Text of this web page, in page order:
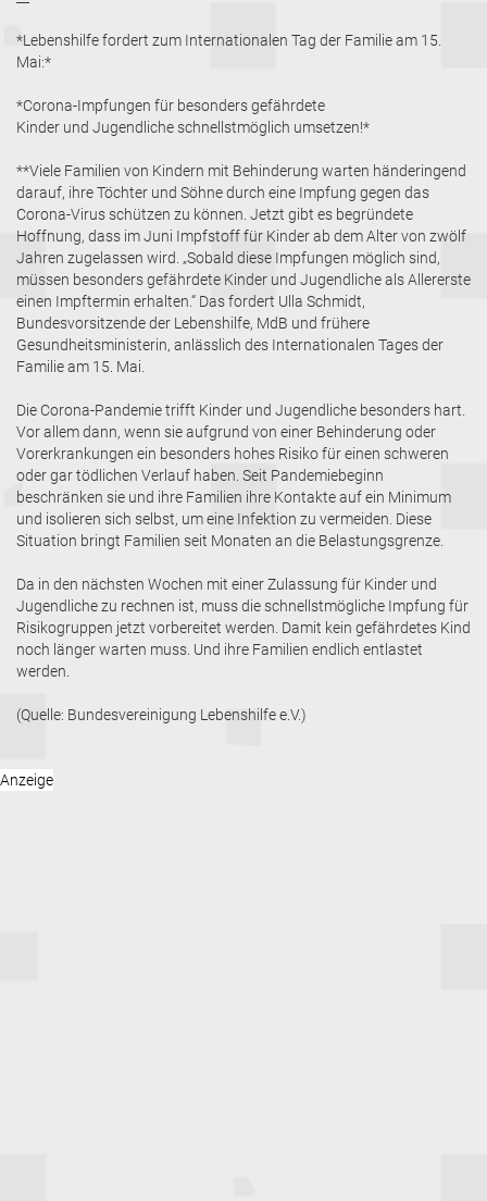
*Lebenshilfe fordert zum Internationalen Tag der Familie am 15.
Mai:*
*Corona-Impfungen für besonders gefährdete
Kinder und Jugendliche schnellstmöglich umsetzen!*
**Viele Familien von Kindern mit Behinderung warten händeringend
darauf, ihre Töchter und Söhne durch eine Impfung gegen das
Corona-Virus schützen zu können. Jetzt gibt es begründete
Hoffnung, dass im Juni Impfstoff für Kinder ab dem Alter von zwölf
Jahren zugelassen wird. „Sobald diese Impfungen möglich sind,
müssen besonders gefährdete Kinder und Jugendliche als Allererste
einen Impftermin erhalten.“ Das fordert Ulla Schmidt,
Bundesvorsitzende der Lebenshilfe, MdB und frühere
Gesundheitsministerin, anlässlich des Internationalen Tages der
Familie am 15. Mai.
Die Corona-Pandemie trifft Kinder und Jugendliche besonders hart.
Vor allem dann, wenn sie aufgrund von einer Behinderung oder
Vorerkrankungen ein besonders hohes Risiko für einen schweren
oder gar tödlichen Verlauf haben. Seit Pandemiebeginn
beschränken sie und ihre Familien ihre Kontakte auf ein Minimum
und isolieren sich selbst, um eine Infektion zu vermeiden. Diese
Situation bringt Familien seit Monaten an die Belastungsgrenze.
Da in den nächsten Wochen mit einer Zulassung für Kinder und
Jugendliche zu rechnen ist, muss die schnellstmögliche Impfung für
Risikogruppen jetzt vorbereitet werden. Damit kein gefährdetes Kind
noch länger warten muss. Und ihre Familien endlich entlastet
werden.
(Quelle: Bundesvereinigung Lebenshilfe e.V.)